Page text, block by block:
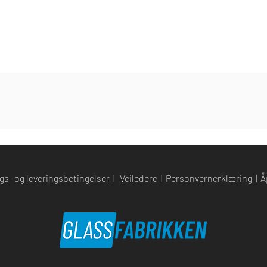
og leveringsbetingelser | Veiledere | Personvernerklæring |